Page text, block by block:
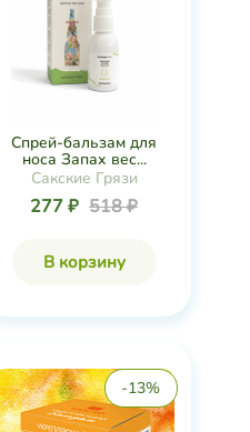
Спрей-бальзам для
носа Запах вес...
Сакские Грязи
277 ₽ 518 ₽
В корзину
-13%